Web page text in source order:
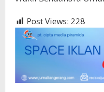
Post Views: 228